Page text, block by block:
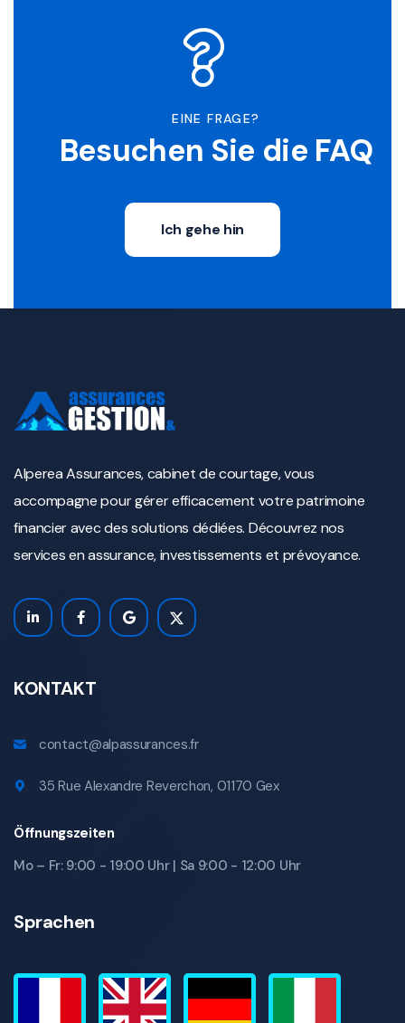
EINE FRAGE?
Besuchen Sie die FAQ
Ich gehe hin
Alperea Assurances, cabinet de courtage, vous
accompagne pour gérer efficacement votre patrimoine
financier avec des solutions dédiées. Découvrez nos
services en assurance, investissements et prévoyance.
KONTAKT
contact@alpassurances.fr
35 Rue Alexandre Reverchon, 01170 Gex
Öffnungszeiten
Mo – Fr: 9:00 - 19:00 Uhr | Sa 9:00 - 12:00 Uhr
Sprachen